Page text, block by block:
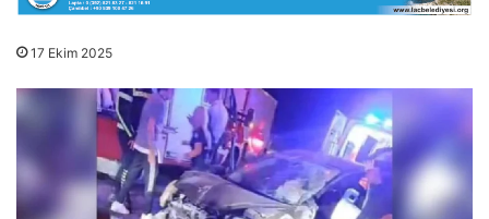
17 Ekim 2025